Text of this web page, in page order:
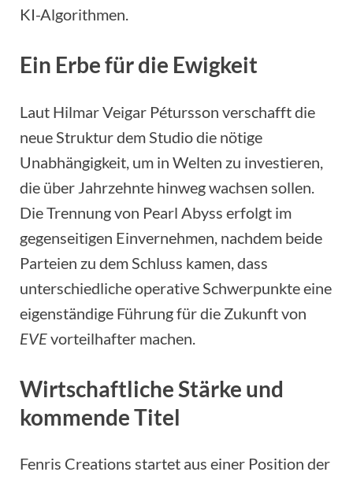
KI-Algorithmen.
Ein Erbe für die Ewigkeit
Laut Hilmar Veigar Pétursson verschafft die
neue Struktur dem Studio die nötige
Unabhängigkeit, um in Welten zu investieren,
die über Jahrzehnte hinweg wachsen sollen.
Die Trennung von Pearl Abyss erfolgt im
gegenseitigen Einvernehmen, nachdem beide
Parteien zu dem Schluss kamen, dass
unterschiedliche operative Schwerpunkte eine
eigenständige Führung für die Zukunft von
EVEvorteilhafter machen.
Wirtschaftliche Stärke und
kommende Titel
Fenris Creations startet aus einer Position der